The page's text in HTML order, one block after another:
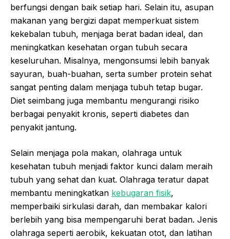
berfungsi dengan baik setiap hari. Selain itu, asupan
makanan yang bergizi dapat memperkuat sistem
kekebalan tubuh, menjaga berat badan ideal, dan
meningkatkan kesehatan organ tubuh secara
keseluruhan. Misalnya, mengonsumsi lebih banyak
sayuran, buah-buahan, serta sumber protein sehat
sangat penting dalam menjaga tubuh tetap bugar.
Diet seimbang juga membantu mengurangi risiko
berbagai penyakit kronis, seperti diabetes dan
penyakit jantung.
Selain menjaga pola makan, olahraga untuk
kesehatan tubuh menjadi faktor kunci dalam meraih
tubuh yang sehat dan kuat. Olahraga teratur dapat
membantu meningkatkan kebugaran fisik,
memperbaiki sirkulasi darah, dan membakar kalori
berlebih yang bisa mempengaruhi berat badan. Jenis
olahraga seperti aerobik, kekuatan otot, dan latihan